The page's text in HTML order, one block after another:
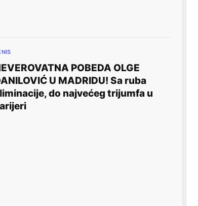
POBEDA OLGE
U MADRIDU! Sa ruba
do najvećeg trijumfa u